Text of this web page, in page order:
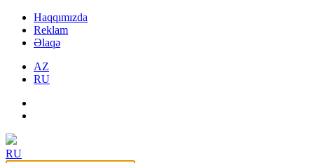
Haqqımızda
Reklam
Əlaqə
AZ
RU
RU